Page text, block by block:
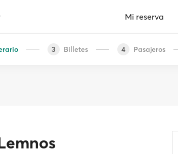
Mi reserva
3 Billetes 4 Pasajeros